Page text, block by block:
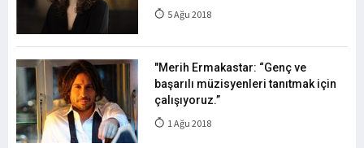
5 Ağu 2018
"Merih Ermakastar: “Genç ve
başarılı müzisyenleri tanıtmak için
çalışıyoruz.”
1 Ağu 2018